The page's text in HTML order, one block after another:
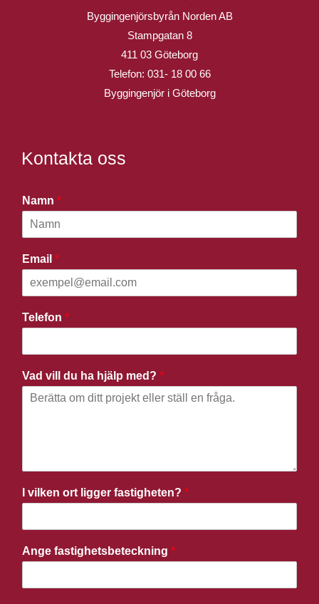
Byggingenjörsbyrån Norden AB
Stampgatan 8
411 03 Göteborg
Telefon: 031- 18 00 66
Byggingenjör i Göteborg
Kontakta oss
Namn *
Email *
Telefon *
Vad vill du ha hjälp med? *
I vilken ort ligger fastigheten? *
Ange fastighetsbeteckning *